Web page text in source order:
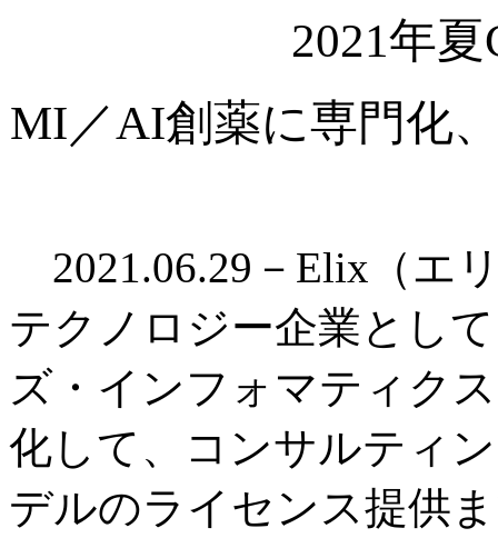
2021年
MI／AI創薬に専門化
2021.06.29－Elix（エ
テクノロジー企業とし
ズ・インフォマティク
化して、コンサルティ
デルのライセンス提供